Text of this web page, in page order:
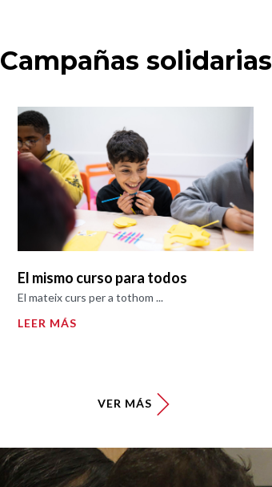
Campañas solidarias
El mismo curso para todos
El mateix curs per a tothom ...
LEER MÁS
VER MÁS